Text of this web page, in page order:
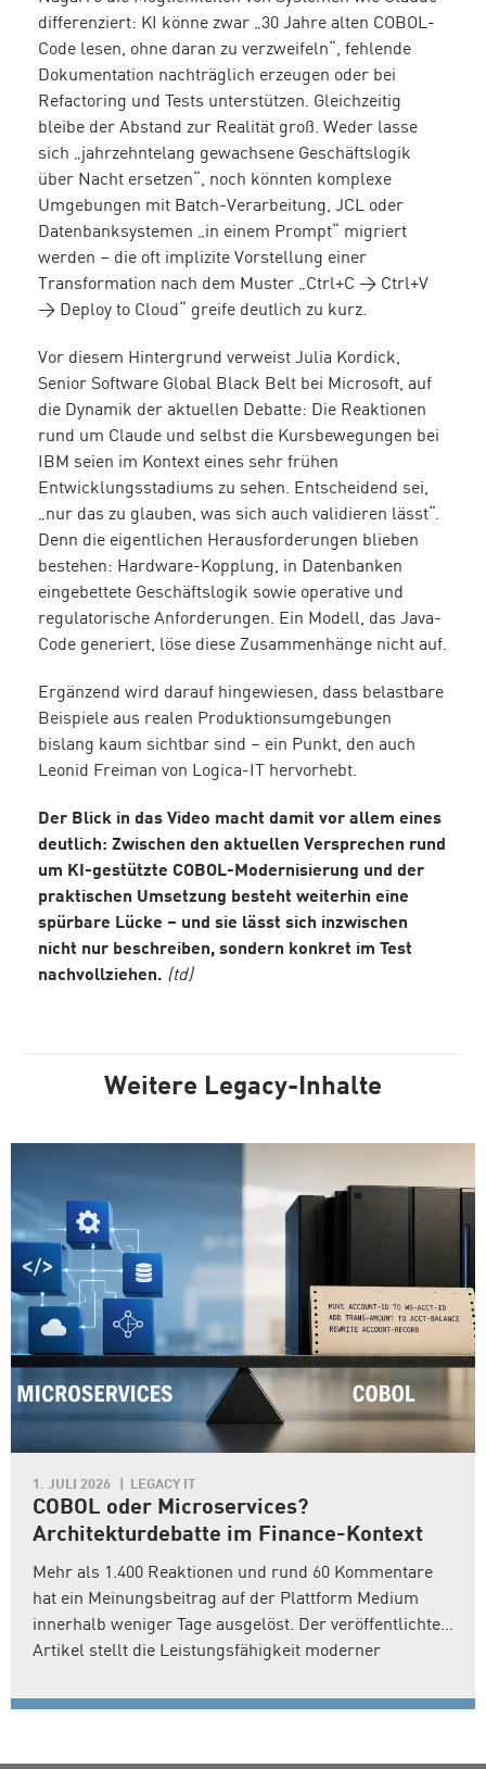
differenziert: KI könne zwar „30 Jahre alten COBOL-
Code lesen, ohne daran zu verzweifeln“, fehlende
Dokumentation nachträglich erzeugen oder bei
Refactoring und Tests unterstützen. Gleichzeitig
bleibe der Abstand zur Realität groß. Weder lasse
sich „jahrzehntelang gewachsene Geschäftslogik
über Nacht ersetzen“, noch könnten komplexe
Umgebungen mit Batch-Verarbeitung, JCL oder
Datenbanksystemen „in einem Prompt“ migriert
werden – die oft implizite Vorstellung einer
Transformation nach dem Muster „Ctrl+C → Ctrl+V
→ Deploy to Cloud“ greife deutlich zu kurz.
Vor diesem Hintergrund verweist Julia Kordick,
Senior Software Global Black Belt bei Microsoft, auf
die Dynamik der aktuellen Debatte: Die Reaktionen
rund um Claude und selbst die Kursbewegungen bei
IBM seien im Kontext eines sehr frühen
Entwicklungsstadiums zu sehen. Entscheidend sei,
„nur das zu glauben, was sich auch validieren lässt“.
Denn die eigentlichen Herausforderungen blieben
bestehen: Hardware-Kopplung, in Datenbanken
eingebettete Geschäftslogik sowie operative und
regulatorische Anforderungen. Ein Modell, das Java-
Code generiert, löse diese Zusammenhänge nicht auf.
Ergänzend wird darauf hingewiesen, dass belastbare
Beispiele aus realen Produktionsumgebungen
bislang kaum sichtbar sind – ein Punkt, den auch
Leonid Freiman von Logica-IT hervorhebt.
Der Blick in das Video macht damit vor allem eines
deutlich: Zwischen den aktuellen Versprechen rund
um KI-gestützte COBOL-Modernisierung und der
praktischen Umsetzung besteht weiterhin eine
spürbare Lücke – und sie lässt sich inzwischen
nicht nur beschreiben, sondern konkret im Test
nachvollziehen. (td)
Weitere Legacy-Inhalte
1. JULI 2026 LEGACY IT
COBOL oder Microservices?
Architekturdebatte im Finance-Kontext
Mehr als 1.400 Reaktionen und rund 60 Kommentare
hat ein Meinungsbeitrag auf der Plattform Medium
innerhalb weniger Tage ausgelöst. Der veröffentlichte
Artikel stellt die Leistungsfähigkeit moderner
basierten Mainframe-Anwendungen bewusst